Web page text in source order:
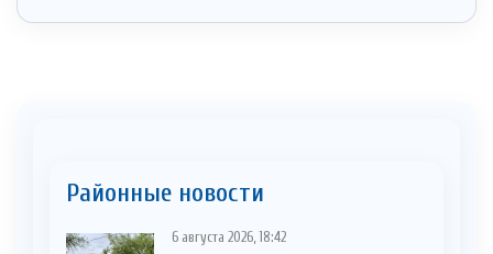
Районные новости
6 августа 2026, 18:42